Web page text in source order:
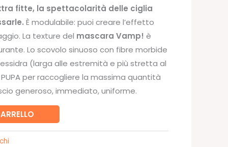
fitte, la spettacolarità delle ciglia
È modulabile: puoi creare l’effetto
La texture del mascara Vamp! è
Lo scovolo sinuoso con fibre morbide
(larga alle estremità e più stretta al
per raccogliere la massima quantità
generoso, immediato, uniforme.